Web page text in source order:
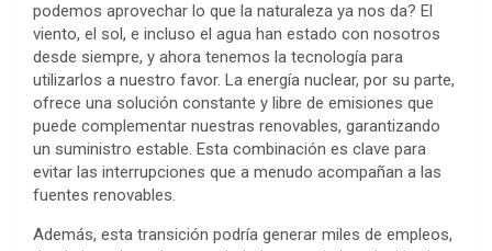
podemos aprovechar lo que la naturaleza ya nos da? El
viento, el sol, e incluso el agua han estado con nosotros
desde siempre, y ahora tenemos la tecnología para
utilizarlos a nuestro favor. La energía nuclear, por su parte,
ofrece una solución constante y libre de emisiones que
puede complementar nuestras renovables, garantizando
un suministro estable. Esta combinación es clave para
evitar las interrupciones que a menudo acompañan a las
fuentes renovables.
Además, esta transición podría generar miles de empleos,